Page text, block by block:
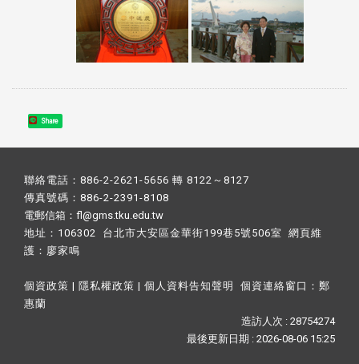
Share
聯絡電話：886-2-2621-5656 轉 8122～8127
傳真號碼：886-2-2391-8108
電郵信箱：fl@gms.tku.edu.tw
地址：106302 台北市大安區金華街199巷5號506室 網頁維
護： 廖家鳴​
個資政策 | 隱私權政策 | 個人資料告知聲明 個資連絡窗口： 鄭
惠蘭
造訪人次 : 28754274
最後更新日期 :2026-08-06 15:25